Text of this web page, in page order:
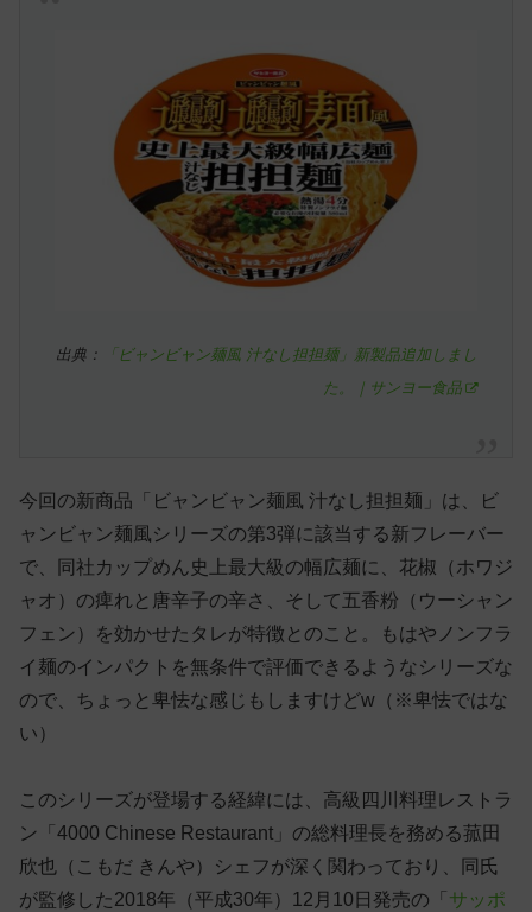
出典：
「ビャンビャン麺風 汁なし担担麺」新製品追加しまし
た。｜サンヨー食品
今回の新商品「ビャンビャン麺風 汁なし担担麺」は、ビ
ャンビャン麺風シリーズの第3弾に該当する新フレーバー
で、同社カップめん史上最大級の幅広麺に、花椒（ホワジ
ャオ）の痺れと唐辛子の辛さ、そして五香粉（ウーシャン
フェン）を効かせたタレが特徴とのこと。もはやノンフラ
イ麺のインパクトを無条件で評価できるようなシリーズな
ので、ちょっと卑怯な感じもしますけどw（※卑怯ではな
い）
このシリーズが登場する経緯には、高級四川料理レストラ
ン「4000 Chinese Restaurant」の総料理長を務める菰田
欣也（こもだ きんや）シェフが深く関わっており、同氏
が監修した2018年（平成30年）12月10日発売の「 サッポ